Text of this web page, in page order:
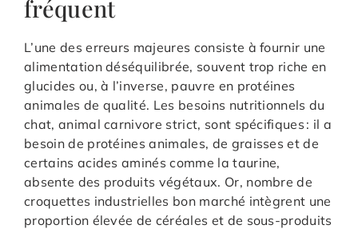
fréquent
L’une des erreurs majeures consiste à fournir une
alimentation déséquilibrée, souvent trop riche en
glucides ou, à l’inverse, pauvre en protéines
animales de qualité. Les besoins nutritionnels du
chat, animal carnivore strict, sont spécifiques : il a
besoin de protéines animales, de graisses et de
certains acides aminés comme la taurine,
absente des produits végétaux. Or, nombre de
croquettes industrielles bon marché intègrent une
proportion élevée de céréales et de sous-produits